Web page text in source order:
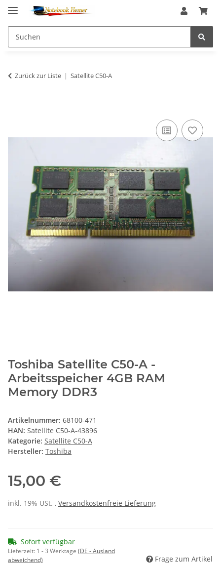
Zurück zur Liste Satellite C50-A
Toshiba Satellite C50-A -
Arbeitsspeicher 4GB RAM
Memory DDR3
Artikelnummer: 68100-471
HAN: Satellite C50-A-43896
Kategorie: Satellite C50-A
Hersteller: Toshiba
15,00 €
inkl. 19% USt. , Versandkostenfreie Lieferung
Sofort verfügbar
Lieferzeit: 1 - 3 Werktage (DE - Ausland
abweichend)
Frage zum Artikel